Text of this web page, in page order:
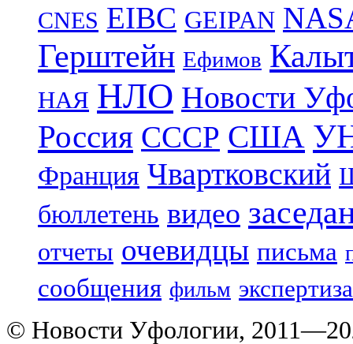
CNES EIBC GEIPAN
Герштейн Ефимов
НАЯ НЛО Новости
Россия СССР США
Франция Чвартковский
бюллетень видео
отчеты очевидцы письма
сообщения фильм экспертиза
© Новости Уфологии,